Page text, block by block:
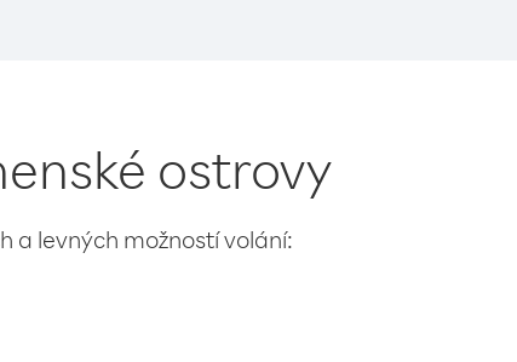
ostrovy
a levných možností volání: